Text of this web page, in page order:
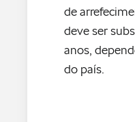
de
deve ser
anos,
do país.